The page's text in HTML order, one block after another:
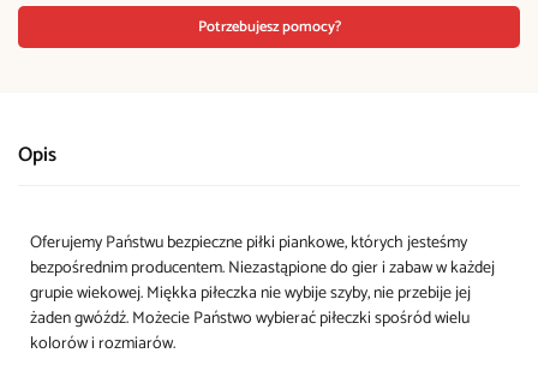
Potrzebujesz pomocy?
Opis
Oferujemy Państwu bezpieczne piłki piankowe, których jesteśmy
bezpośrednim producentem. Niezastąpione do gier i zabaw w każdej
grupie wiekowej. Miękka piłeczka nie wybije szyby, nie przebije jej
żaden gwóźdź. Możecie Państwo wybierać piłeczki spośród wielu
kolorów i rozmiarów.